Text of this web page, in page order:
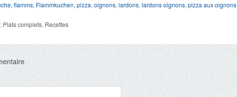
, flamms, Flammkuchen, pizza, oignons, lardons, lardons oignons, pizza aux oignons
Plats complets, Recettes